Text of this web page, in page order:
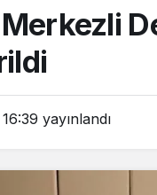
yayınlandı